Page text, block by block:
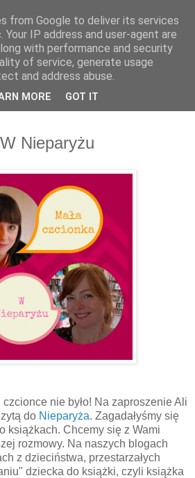
Nieparyżu
czcionce nie było! Na zaproszenie Ali
do Nieparyża. Zagadałyśmy się
książkach. Chcemy się z Wami
rozmowy. Na naszych blogach
z dzieciństwa, przestarzałych
dziecka do książki, czyli książka
from Google to deliver its services
IP address and user-agent are
with performance and security
of service, generate usage
and address abuse.
MORE GOT IT